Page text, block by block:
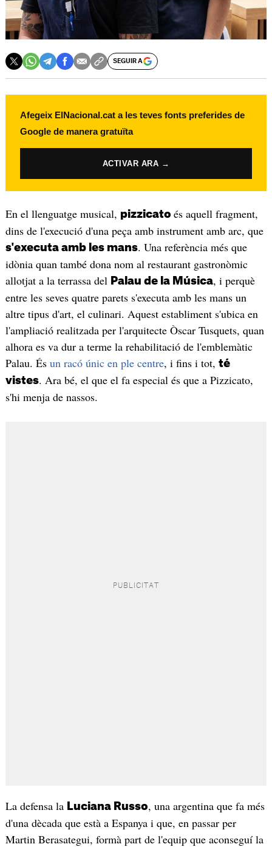
SEGUIR A
Afegeix ElNacional.cat a les teves fonts preferides de
Google de manera gratuïta
ACTIVAR ARA →
En el llenguatge musical, pizzicato és aquell fragment,
dins de l'execució d'una peça amb instrument amb arc, que
s'executa amb les mans. Una referència més que
idònia quan també dona nom al restaurant gastronòmic
allotjat a la terrassa del Palau de la Música, i perquè
entre les seves quatre parets s'executa amb les mans un
altre tipus d'art, el culinari. Aquest establiment s'ubica en
l'ampliació realitzada per l'arquitecte Òscar Tusquets, quan
alhora es va dur a terme la rehabilitació de l'emblemàtic
Palau. És un racó únic en ple centre, i fins i tot, té
vistes. Ara bé, el que el fa especial és que a Pizzicato,
s'hi menja de nassos.
La defensa la Luciana Russo, una argentina que fa més
d'una dècada que està a Espanya i que, en passar per
Martin Berasategui, formà part de l'equip que aconseguí la